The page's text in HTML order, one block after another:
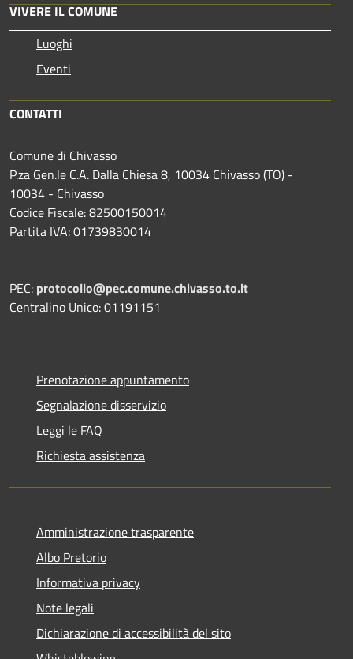
VIVERE IL COMUNE
Luoghi
Eventi
CONTATTI
Comune di Chivasso
P.za Gen.le C.A. Dalla Chiesa 8, 10034 Chivasso (TO) -
10034 - Chivasso
Codice Fiscale: 82500150014
Partita IVA: 01739830014
PEC: protocollo@pec.comune.chivasso.to.it
Centralino Unico: 01191151
Prenotazione appuntamento
Segnalazione disservizio
Leggi le FAQ
Richiesta assistenza
Amministrazione trasparente
Albo Pretorio
Informativa privacy
Note legali
Dichiarazione di accessibilità del sito